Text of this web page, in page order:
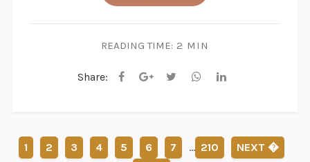
READING TIME: 2 MIN
Share:
1 2 3 4 5 6 7 ... 210
NEXT �